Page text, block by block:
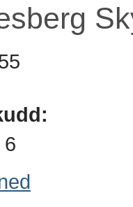
6